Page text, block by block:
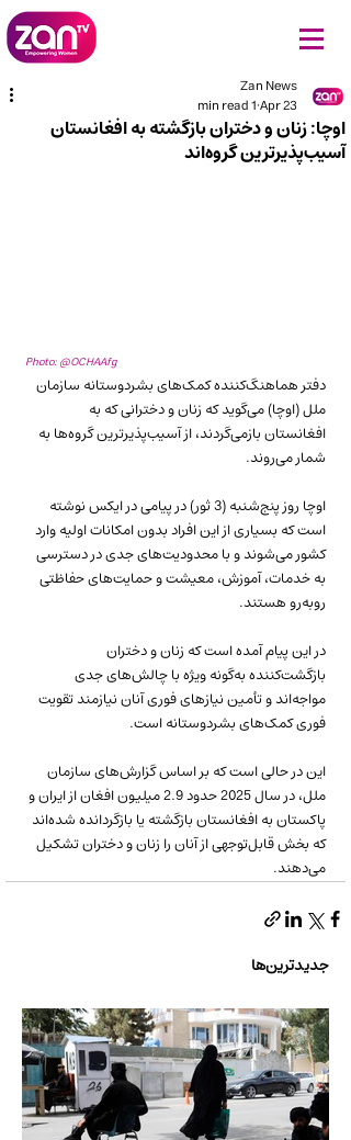
اوچا: زنان و دختران بازگشته به افغانستان
آسیب‌پذیرترین گروه‌اند
Zan News
Apr 23
1 min read
Photo: @OCHAAfg
دفتر هماهنگ‌کننده کمک‌های بشردوستانه سازمان
ملل (اوچا) می‌گوید که زنان و دخترانی که به
افغانستان بازمی‌گردند، از آسیب‌پذیرترین گروه‌ها به
شمار می‌روند.
اوچا روز پنج‌شنبه (3 ثور) در پیامی در ایکس نوشته
است که بسیاری از این افراد بدون امکانات اولیه وارد
کشور می‌شوند و با محدودیت‌های جدی در دسترسی
به خدمات، آموزش، معیشت و حمایت‌های حفاظتی
روبه‌رو هستند.
در این پیام آمده است که زنان و دختران
بازگشت‌کننده به‌گونه ویژه با چالش‌های جدی
مواجه‌اند و تأمین نیازهای فوری آنان نیازمند تقویت
فوری کمک‌های بشردوستانه است.
این در حالی است که بر اساس گزارش‌های سازمان
ملل، در سال 2025 حدود 2.9 میلیون افغان از ایران و
پاکستان به افغانستان بازگشته یا بازگردانده شده‌اند
که بخش قابل‌توجهی از آنان را زنان و دختران تشکیل
می‌دهند.
جدیدترین‌ها